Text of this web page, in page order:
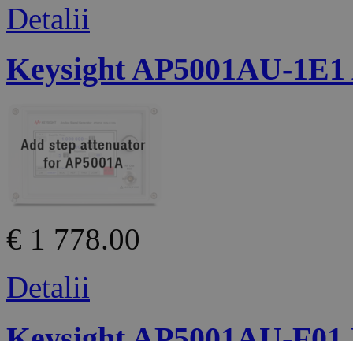
Detalii
Keysight AP5001AU-
€ 1 778.00
Detalii